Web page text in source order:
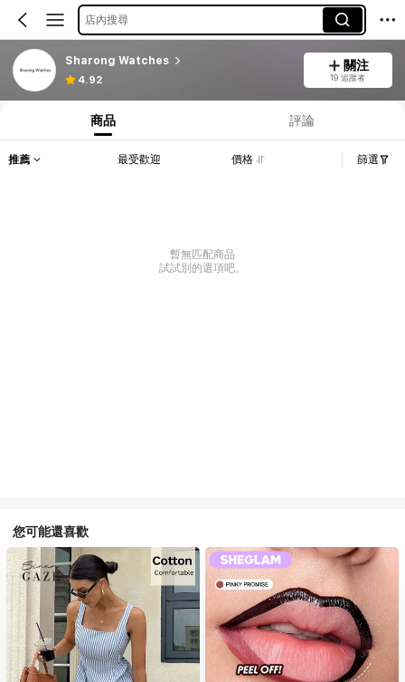
店內搜尋
Sharong Watches
4.92
關注
19 追蹤者
商品 評論
推薦 最受歡迎 價格 篩選
暫無匹配商品
試試別的選項吧。
您可能還喜歡